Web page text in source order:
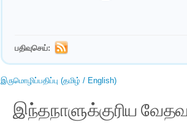
பதிவுசெய்:
இருமொழிப்பதிப்பு (தமிழ் / English)
இந்தநாளுக்குரிய